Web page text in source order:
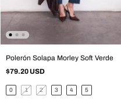
Polerón Solapa Morley Soft Verde
$79.20 USD
0 1 2 3 4 5